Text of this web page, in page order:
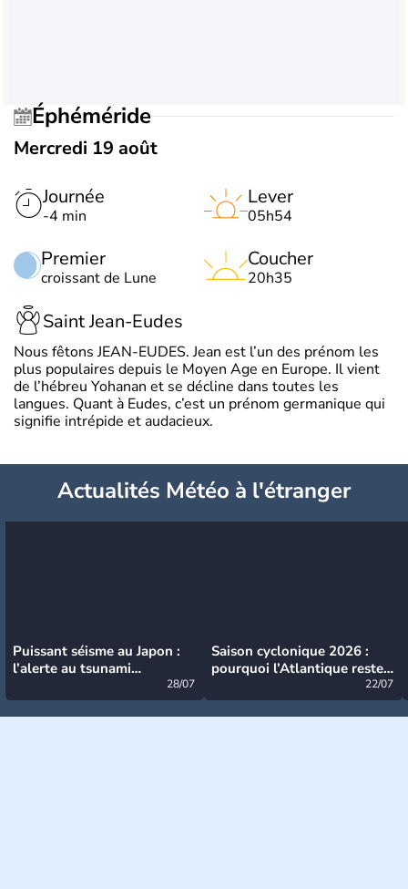
Éphéméride
Mercredi 19 août
Journée
-4 min
Premier
croissant de Lune
Lever
05h54
Coucher
20h35
Saint Jean-Eudes
Nous fêtons JEAN-EUDES. Jean est l’un des prénom les
plus populaires depuis le Moyen Age en Europe. Il vient
de l’hébreu Yohanan et se décline dans toutes les
langues. Quant à Eudes, c’est un prénom germanique qui
signifie intrépide et audacieux.
Actualités Météo à l'étranger
Puissant séisme au Japon :
l’alerte au tsunami
28/07
Saison cyclonique 2026 :
pourquoi l’Atlantique reste
22/07